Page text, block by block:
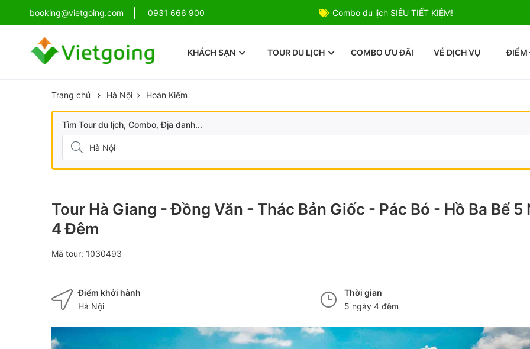
booking@vietgoing.com 0931 666 900
Combo Phú Quốc Giá Cực Sốc Combo du lịch SIÊU TIẾT KIỆM!
KHÁCH SẠN TOUR DU LỊCH COMBO ƯU ĐÃI VÉ DỊCH VỤ ĐIỂM
Trang chủ Hà Nội Hoàn Kiếm
Tìm Tour du lịch, Combo, Địa danh...
Tour Hà Giang - Đồng Văn - Thác Bản Giốc - Pác Bó - Hồ Ba Bể 5
4 Đêm
Mã tour: 1030493
Điểm khởi hành
Hà Nội
Thời gian
5 ngày 4 đêm